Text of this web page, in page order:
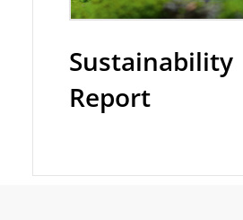
Sustainability
Report